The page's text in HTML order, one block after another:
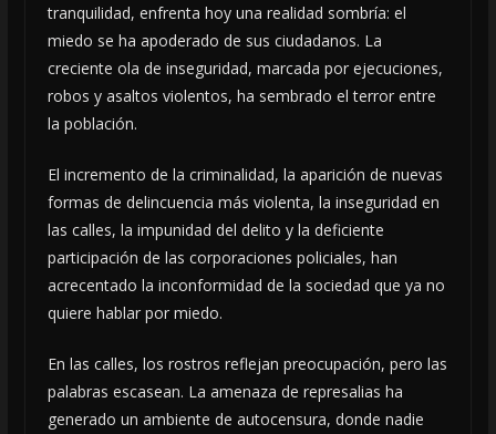
tranquilidad, enfrenta hoy una realidad sombría: el
miedo se ha apoderado de sus ciudadanos. La
creciente ola de inseguridad, marcada por ejecuciones,
robos y asaltos violentos, ha sembrado el terror entre
la población.
El incremento de la criminalidad, la aparición de nuevas
formas de delincuencia más violenta, la inseguridad en
las calles, la impunidad del delito y la deficiente
participación de las corporaciones policiales, han
acrecentado la inconformidad de la sociedad que ya no
quiere hablar por miedo.
En las calles, los rostros reflejan preocupación, pero las
palabras escasean. La amenaza de represalias ha
generado un ambiente de autocensura, donde nadie